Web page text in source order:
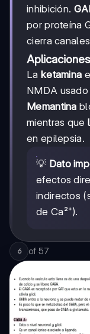
inhibición.
por proteína
cierra
La ketamina
NMDA
Memantina
mientras que
en epilepsia.
💡 Dato
efectos
indirectos
de Ca²⁺).
6 of 57